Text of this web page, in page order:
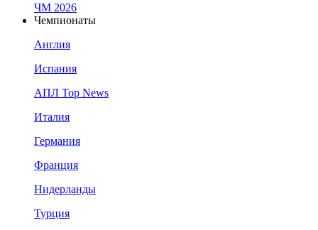
ЧМ 2026
Чемпионаты
Англия
Испания
АПЛ Top News
Италия
Германия
Франция
Нидерланды
Турция